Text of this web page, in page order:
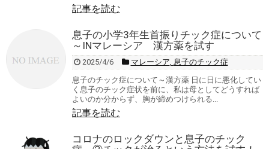
記事を読む
息子の小学3年生首振りチック症について
～INマレーシア 漢方薬を試す
2025/4/6 マレーシア, 息子のチック症
息子のチック症について～漢方薬 日に日に悪化してい
く息子のチック症状を前に、私は母としてどうすれば
よいのか分からず、胸が締めつけられる...
記事を読む
コロナのロックダウンと息子のチック